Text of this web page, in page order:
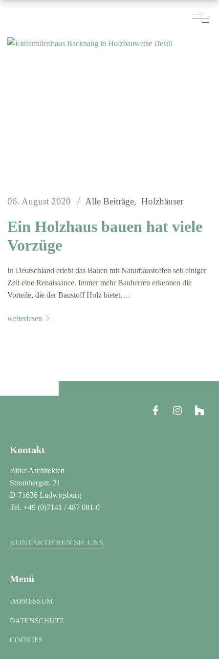
06. August 2020 Alle Beiträge Holzhäuser
Ein Holzhaus bauen hat viele
Vorzüge
In Deutschland erlebt das Bauen mit Naturbaustoffen seit einiger
Zeit eine Renaissance. Immer mehr Bauherren erkennen die
Vorteile, die der Baustoff Holz bietet….
weiterlesen
Kontakt
Birke Architekten
Strombergstr. 21
D-71636 Ludwigsburg
Tel. +49 (0)7141 / 487 081-0
KONTAKTIEREN SIE UNS
Menü
IMPRESSUM
DATENSCHUTZ
COOKIES